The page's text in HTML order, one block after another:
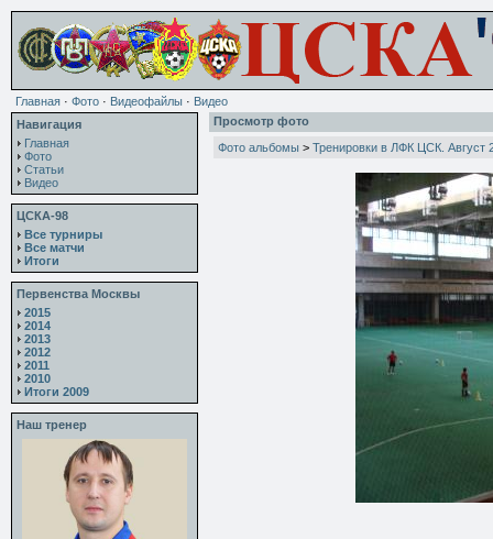
Главная · Фото · Видеофайлы · Видео
Навигация
Главная
Фото
Статьи
Видео
ЦСКА-98
Все турниры
Все матчи
Итоги
Первенства Москвы
2015
2014
2013
2012
2011
2010
Итоги 2009
Наш тренер
Просмотр фото
Фото альбомы > Тренировки в ЛФК ЦСК. Август